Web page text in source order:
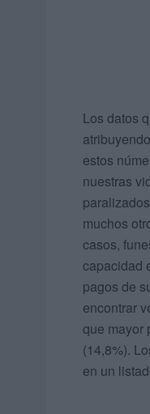
Los datos
estos
nuestras
muchos
casos,
capacidad
pagos de
encontrar
que mayor
(14,8%).
en un